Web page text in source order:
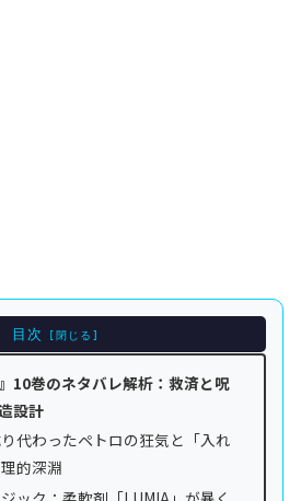
目次
10巻のネタバレ解析：救済と呪
設計
代わったペトロの狂気と「入れ
的深淵